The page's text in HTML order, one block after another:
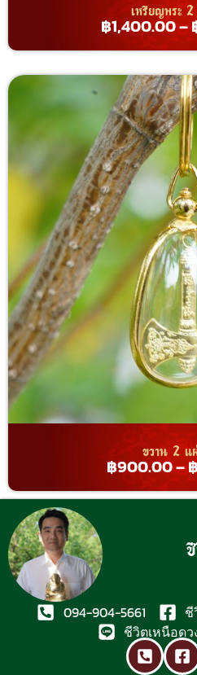
เหรียญพระ
฿1,400.00–
ขวาน 2 แ
฿900.00–
094-904-5661
ชี
ชีวิตเหนือด